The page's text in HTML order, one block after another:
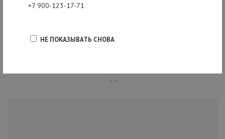
+7 900-123-17-71
НЕ ПОКАЗЫВАТЬ СНОВА
дребезга и настроит укулеле в стандартный строй AECG.